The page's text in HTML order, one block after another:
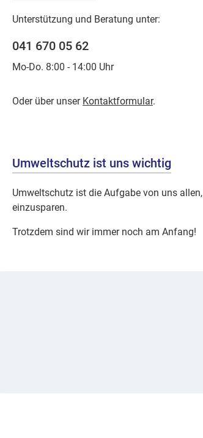
Unterstützung und Beratung unter:
041 670 05 62
Mo-Do. 8:00 - 14:00 Uhr
Oder über unser Kontaktformular.
Umweltschutz ist uns wichtig
Umweltschutz ist die Aufgabe von uns allen,
einzusparen.
Trotzdem sind wir immer noch am Anfang!